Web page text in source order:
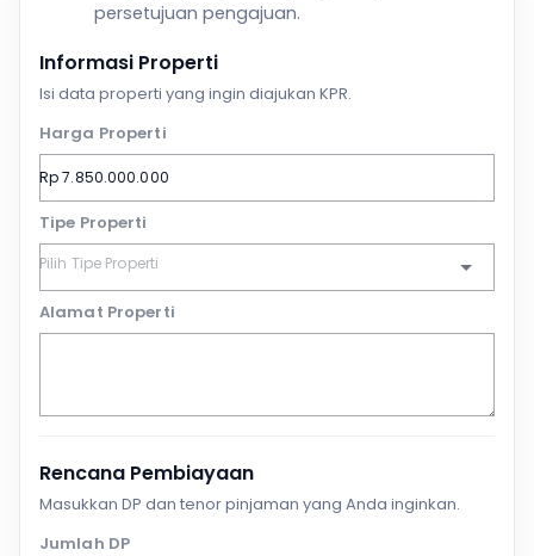
persetujuan pengajuan.
Informasi Properti
Isi data properti yang ingin diajukan KPR.
Harga Properti
Tipe Properti
Alamat Properti
Rencana Pembiayaan
Masukkan DP dan tenor pinjaman yang Anda inginkan.
Jumlah DP